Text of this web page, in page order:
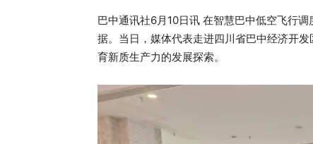
巴中通讯社6月10日讯 在智慧巴中低空飞行
据。当日，媒体代表走进四川省巴中经济开
育新质生产力的发展探索。